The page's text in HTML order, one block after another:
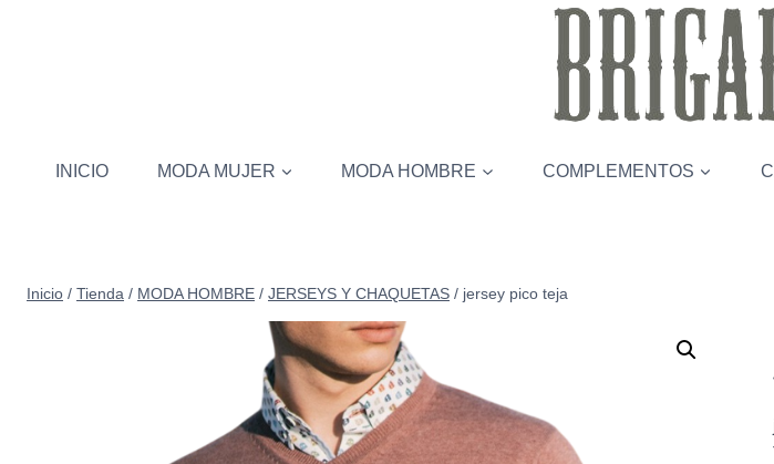
INICIO MODA MUJER MODA HOMBRE COMPLEMENTOS
Inicio / Tienda / MODA HOMBRE / JERSEYS Y CHAQUETAS / jersey pico teja